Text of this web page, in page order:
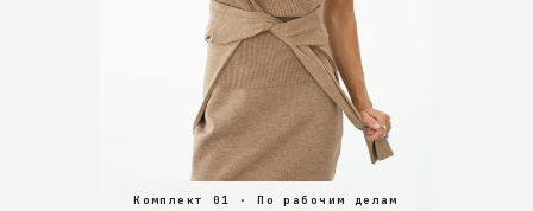
Комплект 01 · По рабочим делам